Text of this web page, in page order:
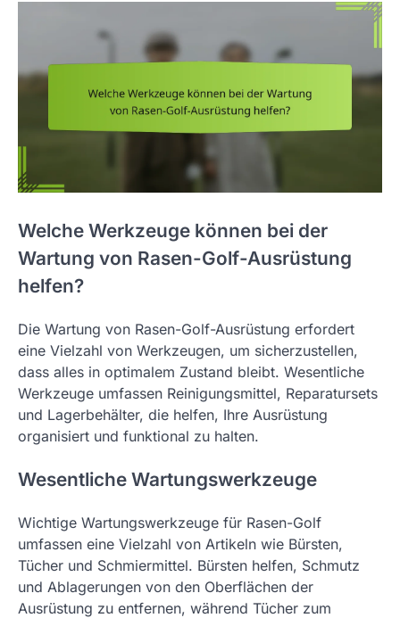
Welche Werkzeuge können bei der
Wartung von Rasen-Golf-Ausrüstung
helfen?
Die Wartung von Rasen-Golf-Ausrüstung erfordert
eine Vielzahl von Werkzeugen, um sicherzustellen,
dass alles in optimalem Zustand bleibt. Wesentliche
Werkzeuge umfassen Reinigungsmittel, Reparatursets
und Lagerbehälter, die helfen, Ihre Ausrüstung
organisiert und funktional zu halten.
Wesentliche Wartungswerkzeuge
Wichtige Wartungswerkzeuge für Rasen-Golf
umfassen eine Vielzahl von Artikeln wie Bürsten,
Tücher und Schmiermittel. Bürsten helfen, Schmutz
und Ablagerungen von den Oberflächen der
Ausrüstung zu entfernen, während Tücher zum